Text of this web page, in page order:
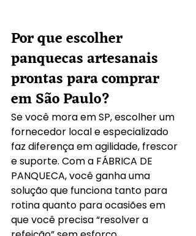
Por que escolher
panquecas artesanais
prontas para comprar
em São Paulo?
Se você mora em SP, escolher um
fornecedor local e especializado
faz diferença em agilidade, frescor
e suporte. Com a FÁBRICA DE
PANQUECA, você ganha uma
solução que funciona tanto para
rotina quanto para ocasiões em
que você precisa “resolver a